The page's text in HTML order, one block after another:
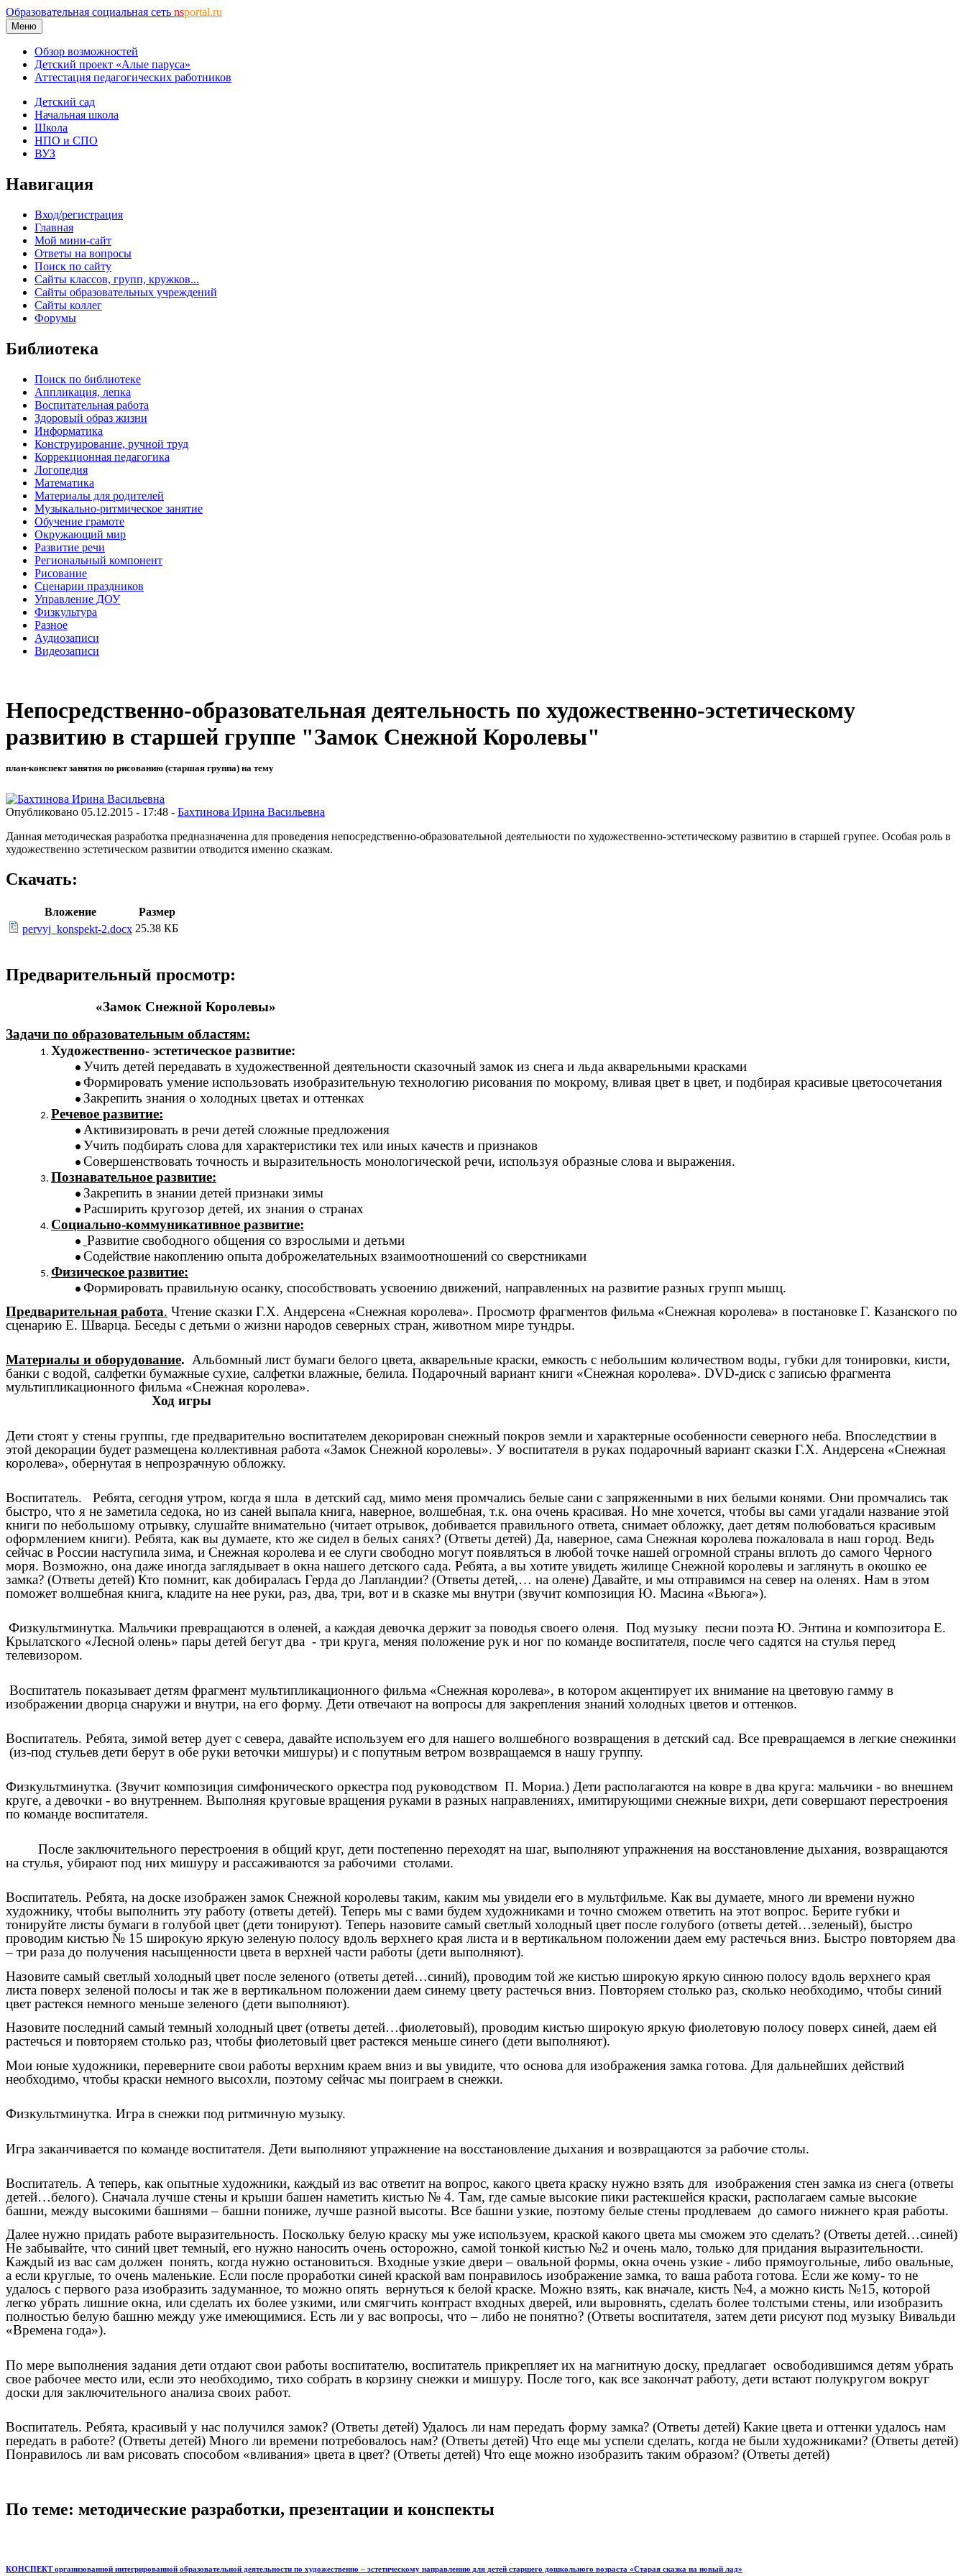
Образовательная социальная сеть nsportal.ru
Меню
Обзор возможностей
Детский проект «Алые паруса»
Аттестация педагогических работников
Детский сад
Начальная школа
Школа
НПО и СПО
ВУЗ
Навигация
Вход/регистрация
Главная
Мой мини-сайт
Ответы на вопросы
Поиск по сайту
Сайты классов, групп, кружков...
Сайты образовательных учреждений
Сайты коллег
Форумы
Библиотека
Поиск по библиотеке
Аппликация, лепка
Воспитательная работа
Здоровый образ жизни
Информатика
Конструирование, ручной труд
Коррекционная педагогика
Логопедия
Математика
Материалы для родителей
Музыкально-ритмическое занятие
Обучение грамоте
Окружающий мир
Развитие речи
Региональный компонент
Рисование
Сценарии праздников
Управление ДОУ
Физкультура
Разное
Аудиозаписи
Видеозаписи
Непосредственно-образовательная деятельность по художественно-эстетическому
развитию в старшей группе "Замок Снежной Королевы"
план-конспект занятия по рисованию (старшая группа) на тему
Опубликовано 05.12.2015 - 17:48 - Бахтинова Ирина Васильевна
Данная методическая разработка предназначенна для проведения непосредственно-образовательной деятельности по художественно-эстетическому развитию в старшей групее. Особая роль в
художественно эстетическом развитии отводится именно сказкам.
Скачать:
Вложение
Размер
pervyj_konspekt-2.docx 25.38 КБ
Предварительный просмотр:
«Замок Снежной Королевы»
Задачи по образовательным областям:
Художественно- эстетическое развитие:
Учить детей передавать в художественной деятельности сказочный замок из снега и льда акварельными красками
Формировать умение использовать изобразительную технологию рисования по мокрому, вливая цвет в цвет, и подбирая красивые цветосочетания
Закрепить знания о холодных цветах и оттенках
Речевое развитие:
Активизировать в речи детей сложные предложения
Учить подбирать слова для характеристики тех или иных качеств и признаков
Совершенствовать точность и выразительность монологической речи, используя образные слова и выражения.
Познавательное развитие:
Закрепить в знании детей признаки зимы
Расширить кругозор детей, их знания о странах
Социально-коммуникативное развитие:
Развитие свободного общения со взрослыми и детьми
Содействие накоплению опыта доброжелательных взаимоотношений со сверстниками
Физическое развитие:
Формировать правильную осанку, способствовать усвоению движений, направленных на развитие разных групп мышц.
Предварительная работа. Чтение сказки Г.Х. Андерсена «Снежная королева». Просмотр фрагментов фильма «Снежная королева» в постановке Г. Казанского по
сценарию Е. Шварца. Беседы с детьми о жизни народов северных стран, животном мире тундры.
Материалы и оборудование. Альбомный лист бумаги белого цвета, акварельные краски, емкость с небольшим количеством воды, губки для тонировки, кисти,
банки с водой, салфетки бумажные сухие, салфетки влажные, белила. Подарочный вариант книги «Снежная королева». DVD-диск с записью фрагмента
мультипликационного фильма «Снежная королева».
Ход игры
Дети стоят у стены группы, где предварительно воспитателем декорирован снежный покров земли и характерные особенности северного неба. Впоследствии в
этой декорации будет размещена коллективная работа «Замок Снежной королевы». У воспитателя в руках подарочный вариант сказки Г.Х. Андерсена «Снежная
королева», обернутая в непрозрачную обложку.
Воспитатель. Ребята, сегодня утром, когда я шла в детский сад, мимо меня промчались белые сани с запряженными в них белыми конями. Они промчались так
быстро, что я не заметила седока, но из саней выпала книга, наверное, волшебная, т.к. она очень красивая. Но мне хочется, чтобы вы сами угадали название этой
книги по небольшому отрывку, слушайте внимательно (читает отрывок, добивается правильного ответа, снимает обложку, дает детям полюбоваться красивым
оформлением книги). Ребята, как вы думаете, кто же сидел в белых санях? (Ответы детей) Да, наверное, сама Снежная королева пожаловала в наш город. Ведь
сейчас в России наступила зима, и Снежная королева и ее слуги свободно могут появляться в любой точке нашей огромной страны вплоть до самого Черного
моря. Возможно, она даже иногда заглядывает в окна нашего детского сада. Ребята, а вы хотите увидеть жилище Снежной королевы и заглянуть в окошко ее
замка? (Ответы детей) Кто помнит, как добиралась Герда до Лапландии? (Ответы детей,… на олене) Давайте, и мы отправимся на север на оленях. Нам в этом
поможет волшебная книга, кладите на нее руки, раз, два, три, вот и в сказке мы внутри (звучит композиция Ю. Масина «Вьюга»).
Физкультминутка. Мальчики превращаются в оленей, а каждая девочка держит за поводья своего оленя. Под музыку песни поэта Ю. Энтина и композитора Е.
Крылатского «Лесной олень» пары детей бегут два - три круга, меняя положение рук и ног по команде воспитателя, после чего садятся на стулья перед
телевизором.
Воспитатель показывает детям фрагмент мультипликационного фильма «Снежная королева», в котором акцентирует их внимание на цветовую гамму в
изображении дворца снаружи и внутри, на его форму. Дети отвечают на вопросы для закрепления знаний холодных цветов и оттенков.
Воспитатель. Ребята, зимой ветер дует с севера, давайте используем его для нашего волшебного возвращения в детский сад. Все превращаемся в легкие снежинки
(из-под стульев дети берут в обе руки веточки мишуры) и с попутным ветром возвращаемся в нашу группу.
Физкультминутка. (Звучит композиция симфонического оркестра под руководством П. Мориа.) Дети располагаются на ковре в два круга: мальчики - во внешнем
круге, а девочки - во внутреннем. Выполняя круговые вращения руками в разных направлениях, имитирующими снежные вихри, дети совершают перестроения
по команде воспитателя.
После заключительного перестроения в общий круг, дети постепенно переходят на шаг, выполняют упражнения на восстановление дыхания, возвращаются
на стулья, убирают под них мишуру и рассаживаются за рабочими столами.
Воспитатель. Ребята, на доске изображен замок Снежной королевы таким, каким мы увидели его в мультфильме. Как вы думаете, много ли времени нужно
художнику, чтобы выполнить эту работу (ответы детей). Теперь мы с вами будем художниками и точно сможем ответить на этот вопрос. Берите губки и
тонируйте листы бумаги в голубой цвет (дети тонируют). Теперь назовите самый светлый холодный цвет после голубого (ответы детей…зеленый), быстро
проводим кистью № 15 широкую яркую зеленую полосу вдоль верхнего края листа и в вертикальном положении даем ему растечься вниз. Быстро повторяем два
– три раза до получения насыщенности цвета в верхней части работы (дети выполняют).
Назовите самый светлый холодный цвет после зеленого (ответы детей…синий), проводим той же кистью широкую яркую синюю полосу вдоль верхнего края
листа поверх зеленой полосы и так же в вертикальном положении даем синему цвету растечься вниз. Повторяем столько раз, сколько необходимо, чтобы синий
цвет растекся немного меньше зеленого (дети выполняют).
Назовите последний самый темный холодный цвет (ответы детей…фиолетовый), проводим кистью широкую яркую фиолетовую полосу поверх синей, даем ей
растечься и повторяем столько раз, чтобы фиолетовый цвет растекся меньше синего (дети выполняют).
Мои юные художники, переверните свои работы верхним краем вниз и вы увидите, что основа для изображения замка готова. Для дальнейших действий
необходимо, чтобы краски немного высохли, поэтому сейчас мы поиграем в снежки.
Физкультминутка. Игра в снежки под ритмичную музыку.
Игра заканчивается по команде воспитателя. Дети выполняют упражнение на восстановление дыхания и возвращаются за рабочие столы.
Воспитатель. А теперь, как опытные художники, каждый из вас ответит на вопрос, какого цвета краску нужно взять для изображения стен замка из снега (ответы
детей…белого). Сначала лучше стены и крыши башен наметить кистью № 4. Там, где самые высокие пики растекшейся краски, располагаем самые высокие
башни, между высокими башнями – башни пониже, лучше разной высоты. Все башни узкие, поэтому белые стены продлеваем до самого нижнего края работы.
Далее нужно придать работе выразительность. Поскольку белую краску мы уже используем, краской какого цвета мы сможем это сделать? (Ответы детей…синей)
Не забывайте, что синий цвет темный, его нужно наносить очень осторожно, самой тонкой кистью №2 и очень мало, только для придания выразительности.
Каждый из вас сам должен понять, когда нужно остановиться. Входные узкие двери – овальной формы, окна очень узкие - либо прямоугольные, либо овальные,
а если круглые, то очень маленькие. Если после проработки синей краской вам понравилось изображение замка, то ваша работа готова. Если же кому- то не
удалось с первого раза изобразить задуманное, то можно опять вернуться к белой краске. Можно взять, как вначале, кисть №4, а можно кисть №15, которой
легко убрать лишние окна, или сделать их более узкими, или смягчить контраст входных дверей, или выровнять, сделать более толстыми стены, или изобразить
полностью белую башню между уже имеющимися. Есть ли у вас вопросы, что – либо не понятно? (Ответы воспитателя, затем дети рисуют под музыку Вивальди
«Времена года»).
По мере выполнения задания дети отдают свои работы воспитателю, воспитатель прикрепляет их на магнитную доску, предлагает освободившимся детям убрать
свое рабочее место или, если это необходимо, тихо собрать в корзину снежки и мишуру. После того, как все закончат работу, дети встают полукругом вокруг
доски для заключительного анализа своих работ.
Воспитатель. Ребята, красивый у нас получился замок? (Ответы детей) Удалось ли нам передать форму замка? (Ответы детей) Какие цвета и оттенки удалось нам
передать в работе? (Ответы детей) Много ли времени потребовалось нам? (Ответы детей) Что еще мы успели сделать, когда не были художниками? (Ответы детей)
Понравилось ли вам рисовать способом «вливания» цвета в цвет? (Ответы детей) Что еще можно изобразить таким образом? (Ответы детей)
По теме: методические разработки, презентации и конспекты
КОНСПЕКТ организованной интегрированной образовательной деятельности по художественно – эстетическому направлению для детей старшего дошкольного возраста «Старая сказка на новый лад»